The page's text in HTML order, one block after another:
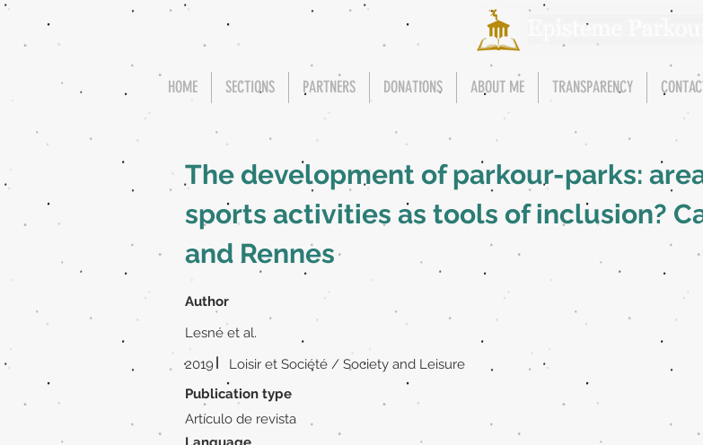
HOME SECTIONS PARTNERS DONATIONS ABOUT ME TRANSPARENCY
The development of parkour-parks:
sports activities as tools of inclusion?
and Rennes
Author
Lesné et al.
2019 |
Loisir et Société / Society and Leisure
Publication type
Artículo de revista